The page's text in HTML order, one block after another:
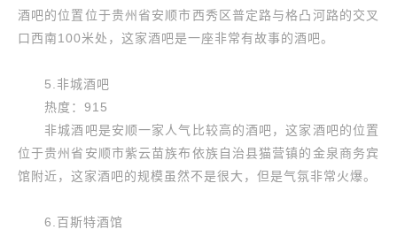
酒吧的位置位于贵州省安顺市西秀区普定路与格凸河路的交叉
口西南100米处，这家酒吧是一座非常有故事的酒吧。
5.非城酒吧
热度：915
非城酒吧是安顺一家人气比较高的酒吧，这家酒吧的位置
位于贵州省安顺市紫云苗族布依族自治县猫营镇的金泉商务宾
馆附近，这家酒吧的规模虽然不是很大，但是气氛非常火爆。
6.百斯特酒馆